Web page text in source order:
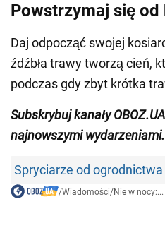
Powstrzymaj się
Daj odpocząć swojej
źdźbła trawy tworzą cień,
podczas gdy zbyt krótka
Subskrybuj kanały
najnowszymi wydarzeniami.
Spryciarze od
/Wiadomości/Nie w nocy:...